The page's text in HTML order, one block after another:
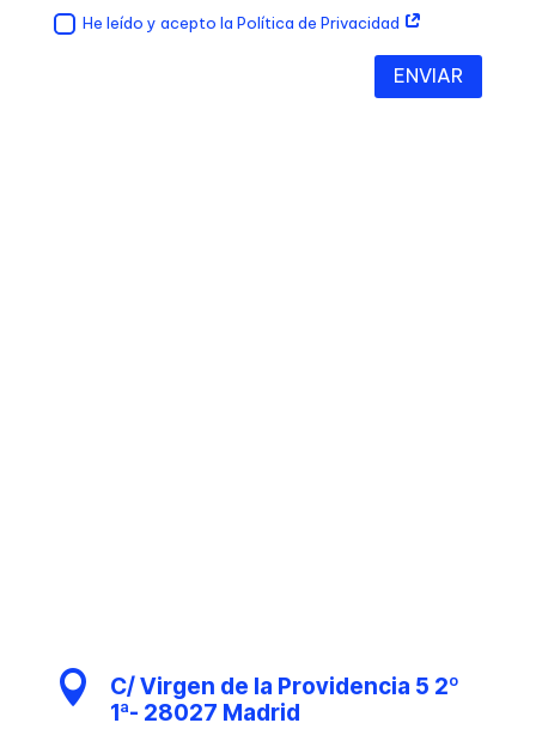
He leído y acepto la Política de Privacidad
ENVIAR

C/ Virgen de la Providencia 5 2º
1ª- 28027 Madrid